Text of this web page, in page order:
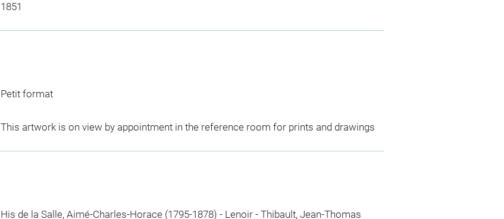
1851
Petit format
This artwork is on view by appointment in the reference room for prints and drawings
His de la Salle, Aimé-Charles-Horace (1795-1878) - Lenoir- Thibault, Jean-Thomas